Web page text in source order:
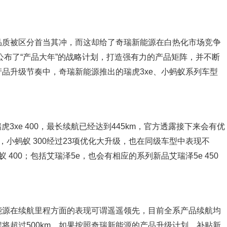
被区分首当其冲，而这却给了奇瑞新能源在白热化市场竞争
了“产品大年”的战略计划，打造强有力的产品矩阵，并不断
升级节奏中，奇瑞新能源推出的瑞虎3xe、小蚂蚁系列车型
3xe 400，最长续航已经达到445km，官方透露接下来会有优
小蚂蚁 300经过23项优化大升级，也在同级车型中表现不
400；包括艾瑞泽5e，也会有相应的系列新品艾瑞泽5e 450
在续航里程方面的表现可谓遥遥领先，目前全系产品续航均
超过500km。如果按照奇瑞新能源的产品升级计划，补贴新